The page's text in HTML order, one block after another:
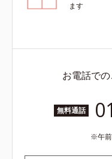
のボディケアとして、マッサー
い匂い”を長時間お楽しみいた
ます
お電話で
無料通話
午